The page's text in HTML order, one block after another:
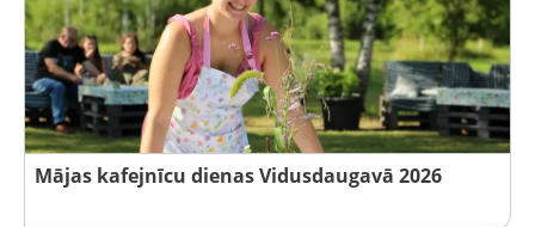
Mājas kafejnīcu dienas Vidusdaugavā 2026